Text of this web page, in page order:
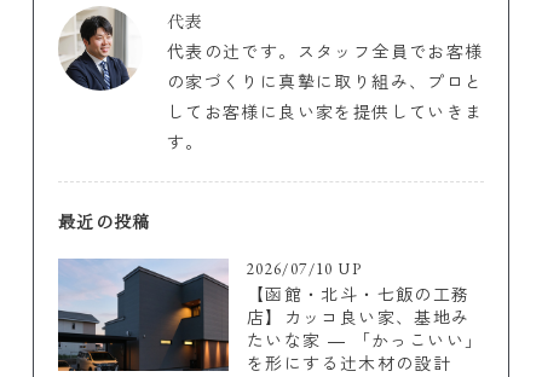
代表
代表の辻です。スタッフ全員でお客様
の家づくりに真摯に取り組み、プロと
してお客様に良い家を提供していきま
す。
最近の投稿
2026/07/10 UP
【函館・北斗・七飯の工務
店】カッコ良い家、基地み
たいな家 ― 「かっこいい」
を形にする辻木材の設計